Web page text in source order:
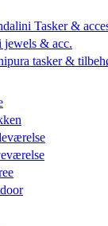
Tasker &
jewels & acc.
tasker &